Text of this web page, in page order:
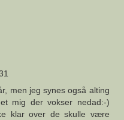
men jeg synes også alting
mig der vokser nedad:-)
klar over de skulle være